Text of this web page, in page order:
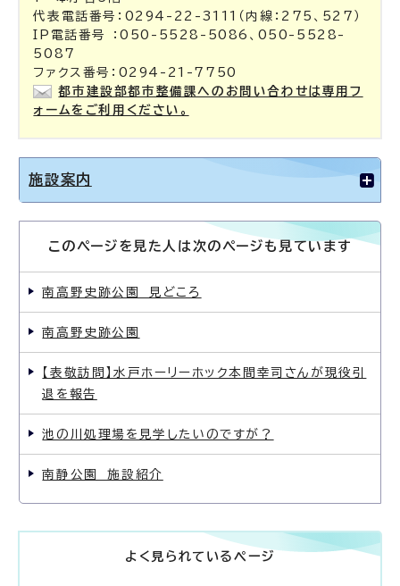
代表電話番号：0294-22-3111（内線：275、527）
IP電話番号 ：050-5528-5086、050-5528-
5087
ファクス番号：0294-21-7750
都市建設部都市整備課へのお問い合わせは専用フ
ォームをご利用ください。
施設案内
このページを見た人は次のページも見ています
南高野史跡公園 見どころ
南高野史跡公園
【表敬訪問】水戸ホーリーホック本間幸司さんが現役引
退を報告
池の川処理場を見学したいのですが？
南静公園 施設紹介
よく見られているページ